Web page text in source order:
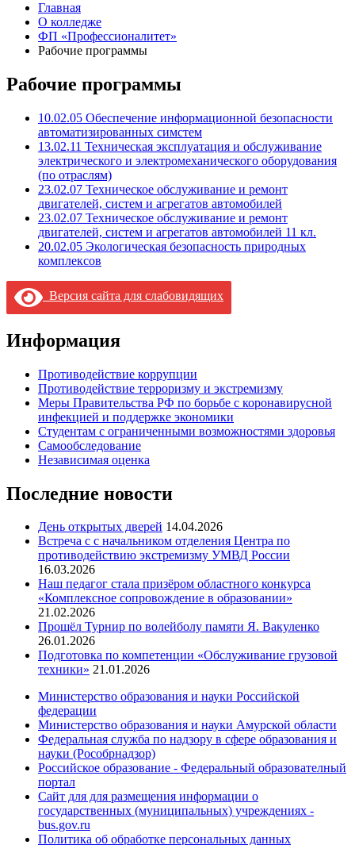
Главная
О колледже
ФП «Профессионалитет»
Рабочие программы
Рабочие программы
10.02.05 Обеспечение информационной безопасности
автоматизированных симстем
13.02.11 Техническая эксплуатация и обслуживание
электрического и электромеханического оборудования
(по отраслям)
23.02.07 Техническое обслуживание и ремонт
двигателей, систем и агрегатов автомобилей
23.02.07 Техническое обслуживание и ремонт
двигателей, систем и агрегатов автомобилей 11 кл.
20.02.05 Экологическая безопасность природных
комплексов
Версия сайта для слабовидящих
Информация
Противодействие коррупции
Противодействие терроризму и экстремизму
Меры Правительства РФ по борьбе с коронавирусной
инфекцией и поддержке экономики
Студентам с ограниченными возможностями здоровья
Самообследование
Независимая оценка
Последние новости
День открытых дверей 14.04.2026
Встреча с с начальником отделения Центра по
противодействию экстремизму УМВД России
16.03.2026
Наш педагог стала призёром областного конкурса
«Комплексное сопровождение в образовании»
21.02.2026
Прошёл Турнир по волейболу памяти Я. Вакуленко
26.01.2026
Подготовка по компетенции «Обслуживание грузовой
техники» 21.01.2026
Министерство образования и науки Российской
федерации
Министерство образования и науки Амурской области
Федеральная служба по надзору в сфере образования и
науки (Рособрнадзор)
Российское образование - Федеральный образователный
портал
Сайт для для размещения информации о
государственных (муниципальных) учреждениях -
bus.gov.ru
Политика об обработке персональных данных